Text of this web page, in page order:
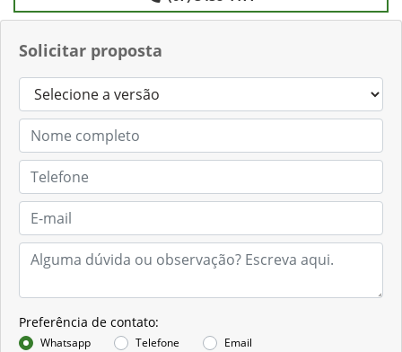
Solicitar proposta
Preferência de contato:
Whatsapp Telefone Email